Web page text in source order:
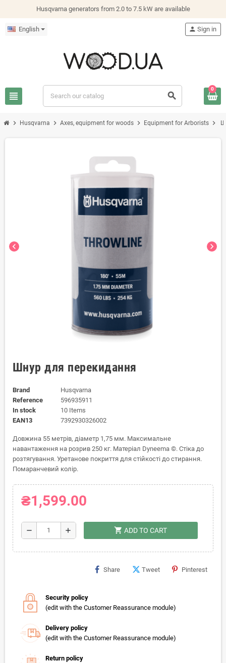
Husqvarna generators from 2.0 to 7.5 kW are available
English
view_headline search
person Sign in
0
chevron_right Husqvarna chevron_right Axes, equipment for woods chevron_right Equipment for Arborists chevron_right
chevron_left chevron_right
Шнур для перекидання
Brand
Husqvarna
Reference
596935911
In stock
10 Items
EAN13
7392930326002
Довжина 55 метрів, діаметр 1,75 мм. Максимальне
навантаження на розрив 250 кг. Матеріал Dyneema ©. Стіка до
розтягування. Уретанове покриття для стійкості до стирання.
Помаранчевий колір.
₴1,599.00
remove add shopping_cart ADD TO CART
Share Tweet Pinterest
Security policy
(edit with the Customer Reassurance module)
Delivery policy
(edit with the Customer Reassurance module)
Return policy